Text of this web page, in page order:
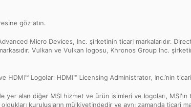
göz atın.
Micro Devices, Inc. şirketinin ticari markalarıdır.
Vulkan ve Vulkan logosu, Khronos Group Inc.
Logoları HDMI™ Licensing Administrator, Inc.’nin ticari
alan diğer MSI hizmet ve ürün isimleri ve logoları, MSI'ın
kuruluşların mülkiyetindedir ve aynı zamanda ticari